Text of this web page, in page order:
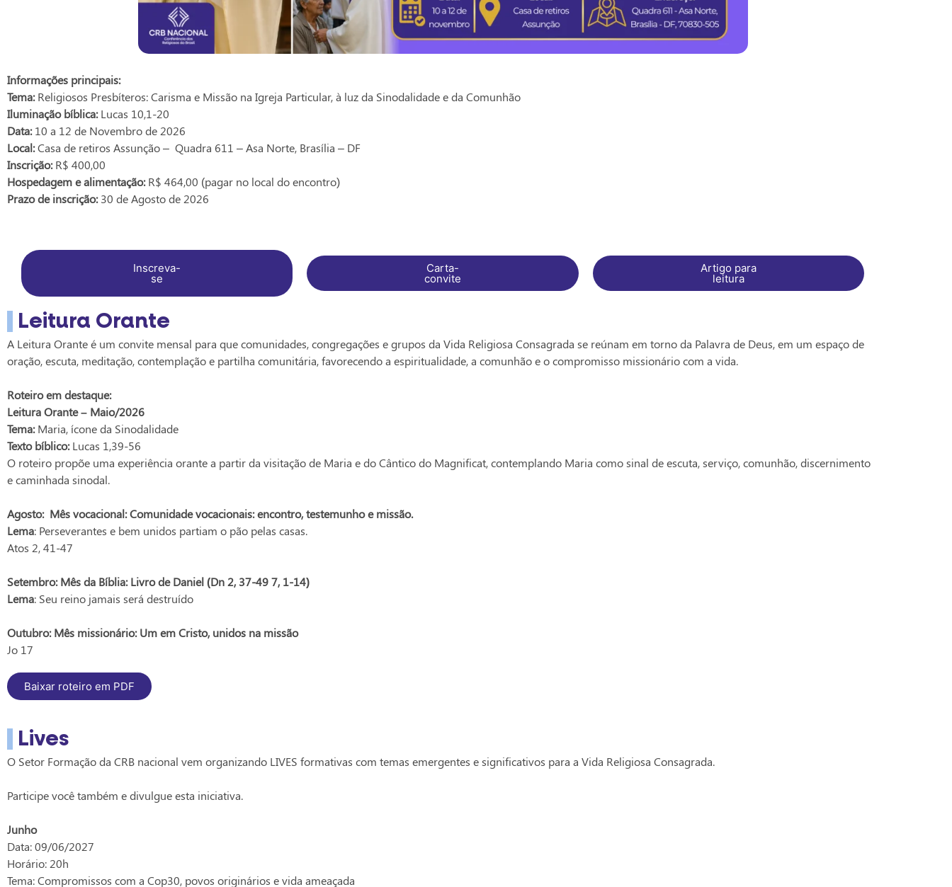
Informações principais:
Tema:Religiosos Presbíteros: Carisma e Missão na Igreja Particular, à luz da Sinodalidade e da Comunhão
Iluminação bíblica:Lucas 10,1-20
Data:10 a 12 de Novembro de 2026
Local:Casa de retiros Assunção – Quadra 611 – Asa Norte, Brasília – DF
Inscrição:R$ 400,00
Hospedagem e alimentação:R$ 464,00 (pagar no local do encontro)
Prazo de inscrição:30 de Agosto de 2026
Inscreva-
se
Carta-
convite
Artigo para
leitura
Leitura Orante
A Leitura Orante é um convite mensal para que comunidades, congregações e grupos da Vida Religiosa Consagrada se reúnam em torno da Palavra de Deus, em um espaço de
oração, escuta, meditação, contemplação e partilha comunitária, favorecendo a espiritualidade, a comunhão e o compromisso missionário com a vida.
Roteiro em destaque:
Leitura Orante – Maio/2026
Tema:Maria, ícone da Sinodalidade
Texto bíblico:Lucas 1,39-56
O roteiro propõe uma experiência orante a partir da visitação de Maria e do Cântico do Magnificat, contemplando Maria como sinal de escuta, serviço, comunhão, discernimento
e caminhada sinodal.
Agosto: Mês vocacional: Comunidade vocacionais: encontro, testemunho e missão.
Lema: Perseverantes e bem unidos partiam o pão pelas casas.
Atos 2, 41-47
Setembro: Mês da Bíblia: Livro de Daniel (Dn 2, 37-49 7, 1-14)
Lema: Seu reino jamais será destruído
Outubro: Mês missionário: Um em Cristo, unidos na missão
Jo 17
Baixar roteiro em PDF
Lives
O Setor Formação da CRB nacional vem organizando LIVES formativas com temas emergentes e significativos para a Vida Religiosa Consagrada.
Participe você também e divulgue esta iniciativa.
Junho
Data: 09/06/2027
Horário: 20h
Tema: Compromissos com a Cop30, povos originários e vida ameaçada